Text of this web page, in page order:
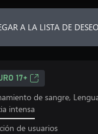
A LA LISTA DE
17+
de sangre,
intensa
de usuarios